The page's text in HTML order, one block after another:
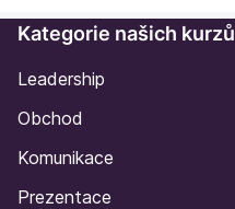
Kategorie našich kurzů
Leadership
Obchod
Komunikace
Prezentace